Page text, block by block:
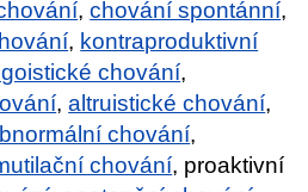
,chování spontánní,
, kontraproduktivní
chování,
,altruistické chování,
chování,
chování, proaktivní